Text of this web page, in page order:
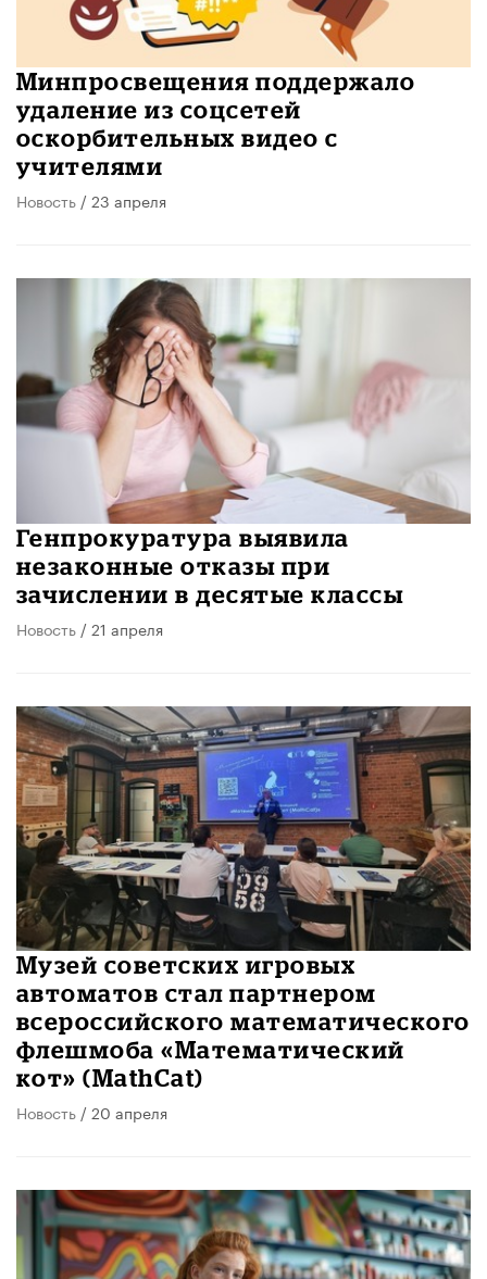
Минпросвещения поддержало
удаление из соцсетей
оскорбительных видео с
учителями
Новость / 23 апреля
Генпрокуратура выявила
незаконные отказы при
зачислении в десятые классы
Новость / 21 апреля
Музей советских игровых
автоматов стал партнером
всероссийского математического
флешмоба «Математический
кот» (MathCat)
Новость / 20 апреля